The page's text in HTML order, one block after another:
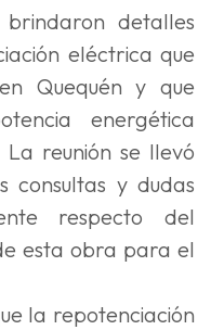
detalles
eléctrica que
Quequén y que
energética
reunión se llevó
consultas y dudas
respecto del
esta obra para el
la repotenciación